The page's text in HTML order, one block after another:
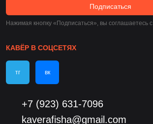
Подписаться
Нажимая кнопку «Подписаться», вы соглашаетесь c
КАВЁР В СОЦСЕТЯХ
тг вк
+7 (923) 631-7096
kaverafisha@gmail.com